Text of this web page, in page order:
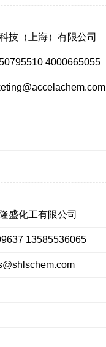
技（上海）有限公司
4000665055
隆盛化工有限公司
13585536065